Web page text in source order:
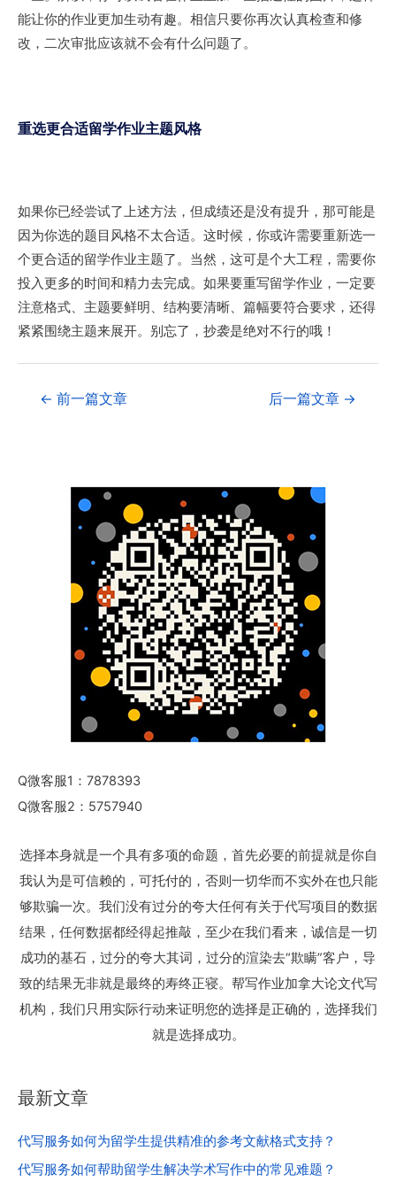
能让你的作业更加生动有趣。相信只要你再次认真检查和修
改，二次审批应该就不会有什么问题了。
重选更合适留学作业主题风格
如果你已经尝试了上述方法，但成绩还是没有提升，那可能是
因为你选的题目风格不太合适。这时候，你或许需要重新选一
个更合适的留学作业主题了。当然，这可是个大工程，需要你
投入更多的时间和精力去完成。如果要重写留学作业，一定要
注意格式、主题要鲜明、结构要清晰、篇幅要符合要求，还得
紧紧围绕主题来展开。别忘了，抄袭是绝对不行的哦！
← 前一篇文章 后一篇文章 →
Q微客服1：7878393
Q微客服2：5757940
选择本身就是一个具有多项的命题，首先必要的前提就是你自
我认为是可信赖的，可托付的，否则一切华而不实外在也只能
够欺骗一次。我们没有过分的夸大任何有关于代写项目的数据
结果，任何数据都经得起推敲，至少在我们看来，诚信是一切
成功的基石，过分的夸大其词，过分的渲染去“欺瞒”客户，导
致的结果无非就是最终的寿终正寝。帮写作业加拿大论文代写
机构，我们只用实际行动来证明您的选择是正确的，选择我们
就是选择成功。
最新文章
代写服务如何为留学生提供精准的参考文献格式支持？
代写服务如何帮助留学生解决学术写作中的常见难题？